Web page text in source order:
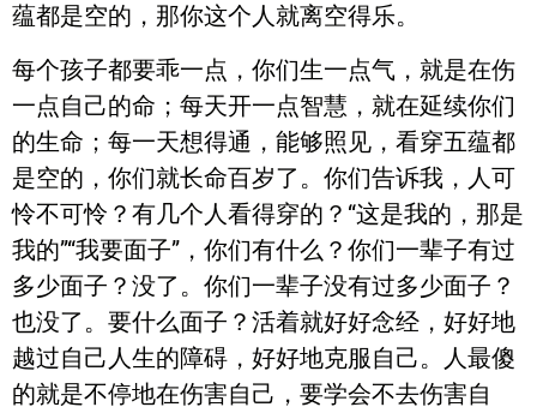
蕴都是空的，那你这个人就离空得乐。
每个孩子都要乖一点，你们生一点气，就是在伤
一点自己的命；每天开一点智慧，就在延续你们
的生命；每一天想得通，能够照见，看穿五蕴都
是空的，你们就长命百岁了。你们告诉我，人可
怜不可怜？有几个人看得穿的？“这是我的，那是
我的”“我要面子”，你们有什么？你们一辈子有过
多少面子？没了。你们一辈子没有过多少面子？
也没了。要什么面子？活着就好好念经，好好地
越过自己人生的障碍，好好地克服自己。人最傻
的就是不停地在伤害自己，要学会不去伤害自